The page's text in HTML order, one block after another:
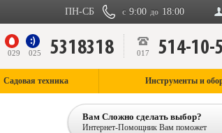
с 9:00 до 18:00
ПН-СБ
029 025 5318318 017 514-10-
Садовая техника Инструменты и
Вам Сложно сделать выбор?
Интернет-Помощник Вам поможет